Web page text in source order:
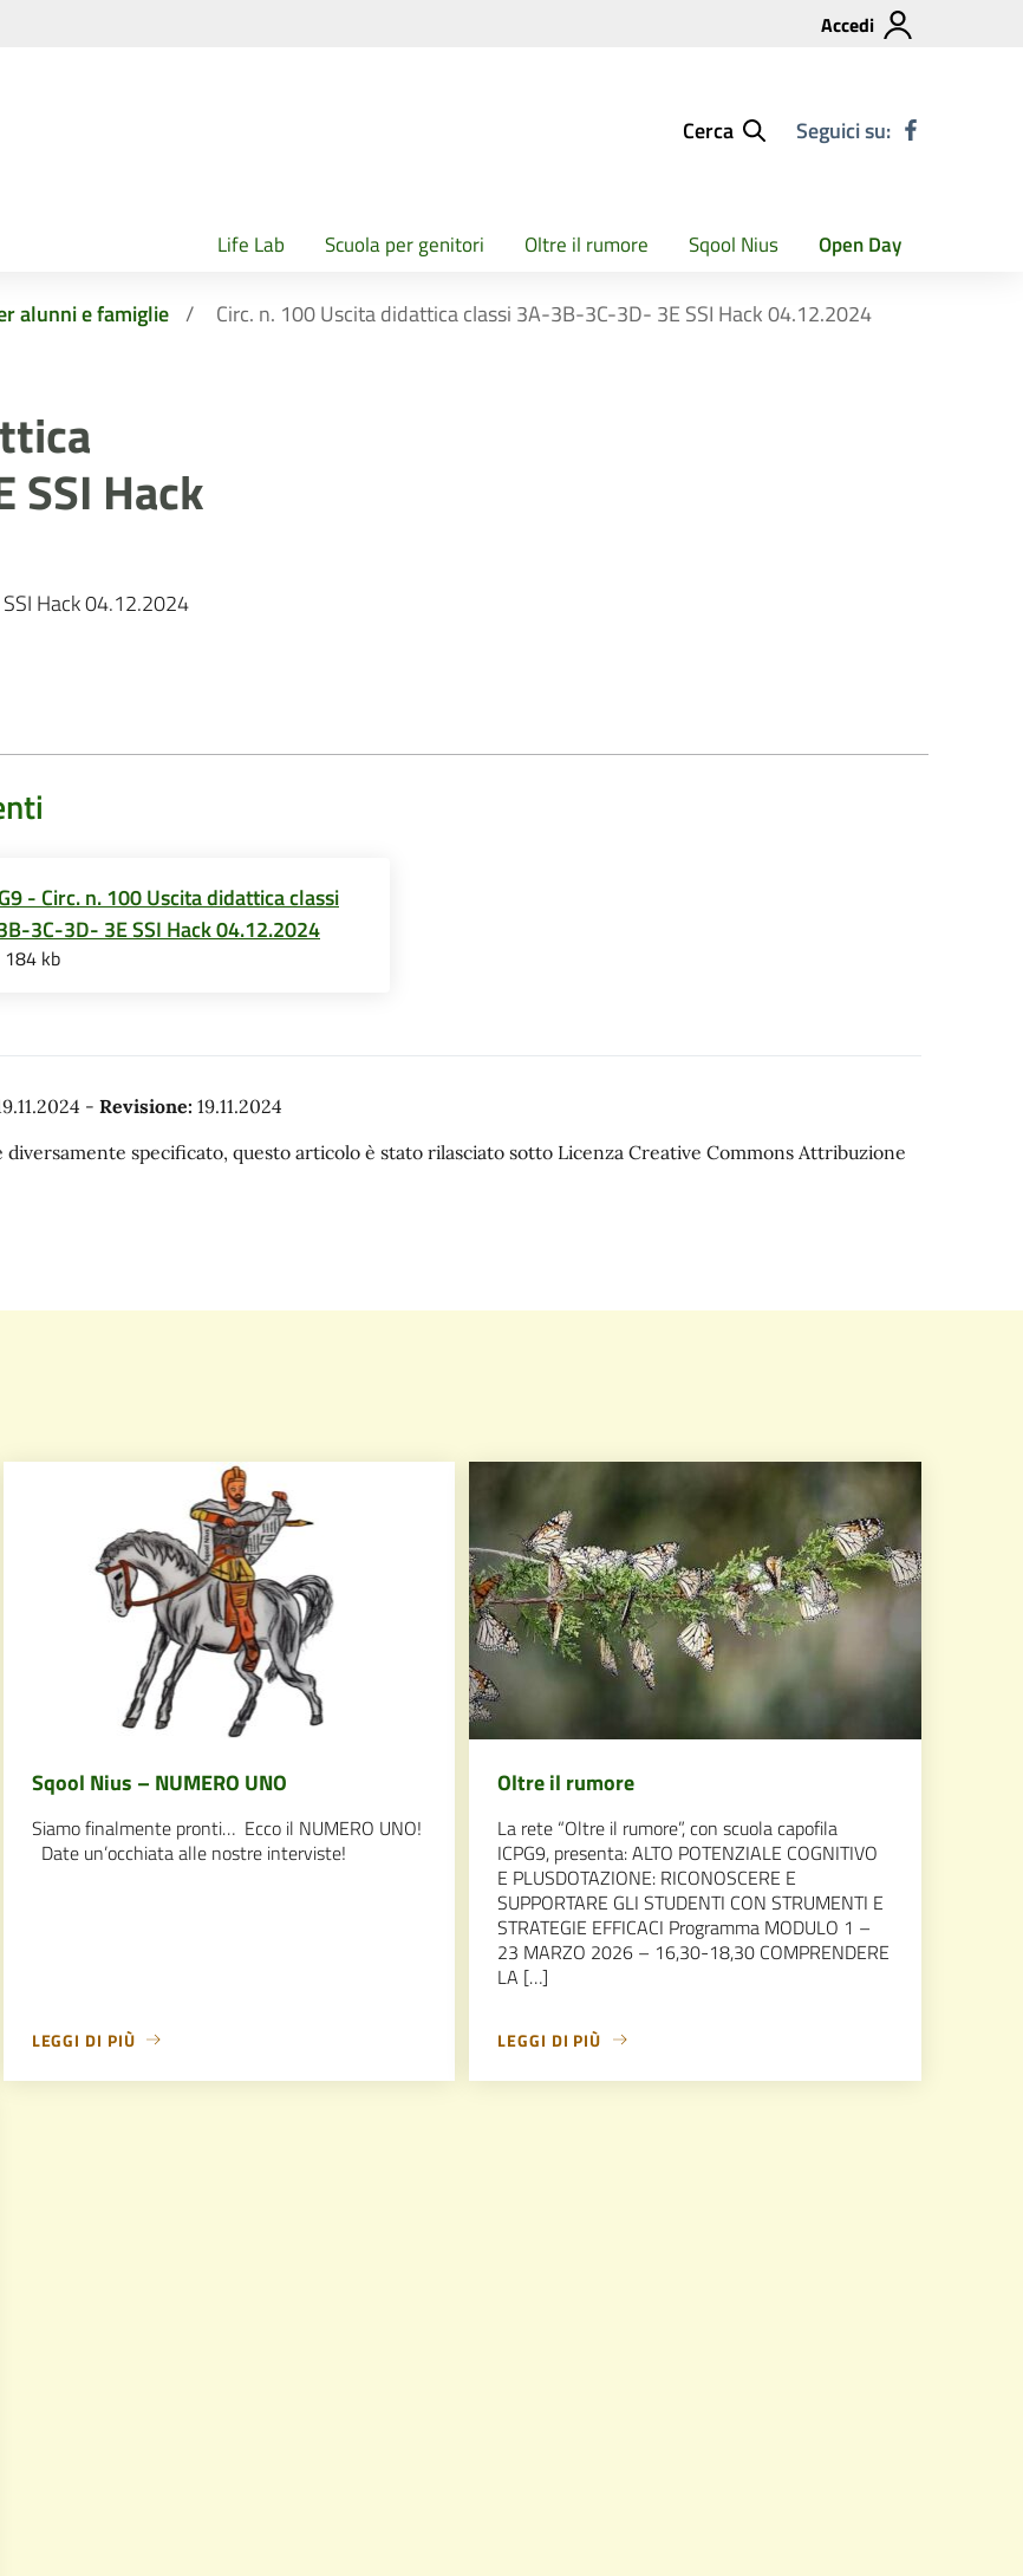
Accedi
Cerca Seguici su:
Life Lab Scuola per genitori Oltre il rumore Sqool Nius Open Day
alunni e famiglie Circ. n. 100 Uscita didattica classi 3A-3B-3C-3D- 3E SSI Hack 04.12.2024
SSI Hack
Hack 04.12.2024
- Circ. n. 100 Uscita didattica classi
3C-3D- 3E SSI Hack 04.12.2024
kb
- Revisione: 19.11.2024
diversamente specificato, questo articolo è stato rilasciato sotto Licenza Creative Commons Attribuzione
Sqool Nius – NUMERO UNO
Siamo finalmente pronti… Ecco il NUMERO UNO!
Date un’occhiata alle nostre interviste!
LEGGI DI PIÙ
Oltre il rumore
La rete “Oltre il rumore”, con scuola capofila
ICPG9, presenta: ALTO POTENZIALE COGNITIVO
E PLUSDOTAZIONE: RICONOSCERE E
SUPPORTARE GLI STUDENTI CON STRUMENTI E
STRATEGIE EFFICACI Programma MODULO 1 –
23 MARZO 2026 – 16,30-18,30 COMPRENDERE
LA […]
LEGGI DI PIÙ